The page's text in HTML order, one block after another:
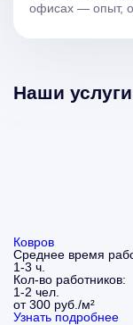
офисах — опыт,
Наши
Ковров
Среднее время
1-3 ч.
Кол-во работников:
1-2 чел.
от 300 руб./м²
Узнать подробнее